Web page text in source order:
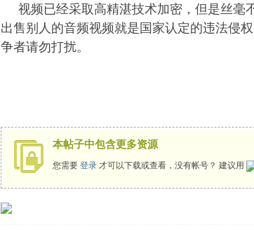
视频已经采取高精湛技术加密，但是丝毫
出售别人的音频视频就是国家认定的违法侵
争者请勿打扰。
本帖子中包含更多资源
您需要登录 才可以下载或查看，没有帐号？ 建议用